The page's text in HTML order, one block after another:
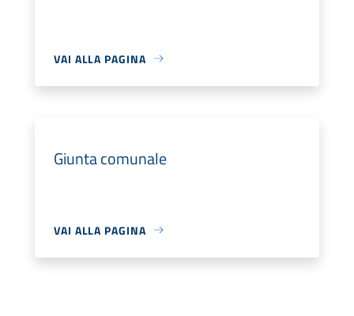
VAI ALLA PAGINA
Giunta comunale
VAI ALLA PAGINA